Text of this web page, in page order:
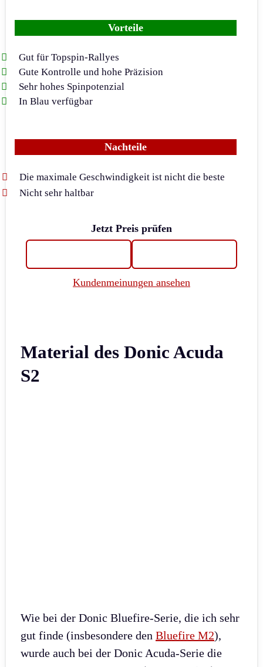
Vorteile
Gut für Topspin-Rallyes
Gute Kontrolle und hohe Präzision
Sehr hohes Spinpotenzial
In Blau verfügbar
Nachteile
Die maximale Geschwindigkeit ist nicht die beste
Nicht sehr haltbar
Jetzt Preis prüfen
Kundenmeinungen ansehen
Material des Donic Acuda
S2
Wie bei der Donic Bluefire-Serie, die ich sehr
gut finde (insbesondere den Bluefire M2),
wurde auch bei der Donic Acuda-Serie die